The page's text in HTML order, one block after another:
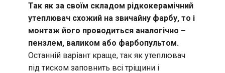
Так як за своїм складом рідкокерамічний
утеплювач схожий на звичайну фарбу, то і
монтаж його проводиться аналогічно –
пензлем, валиком або фарбопультом.
Останній варіант краще, так як утеплювач
під тиском заповнить всі тріщини і